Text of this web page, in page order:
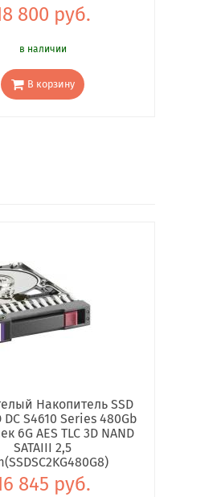
800 руб.
в наличии
В корзину
Накопитель SSD
DC S4610 Series 480Gb
6G AES TLC 3D NAND
SATAIII 2,5
845 руб.